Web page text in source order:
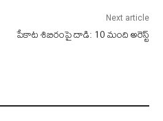
Next article
పేకాట శిబిరంపై దాడి: 10 మంది అరెస్ట్